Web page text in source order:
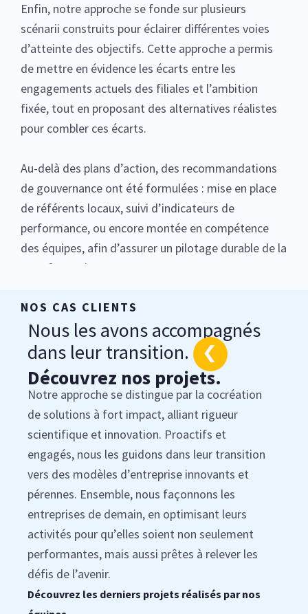
Enfin, notre approche se fonde sur plusieurs
scénarii construits pour éclairer différentes voies
d’atteinte des objectifs. Cette approche a permis
de mettre en évidence les écarts entre les
engagements actuels des filiales et l’ambition
fixée, tout en proposant des alternatives réalistes
pour combler ces écarts.
Au-delà des plans d’action, des recommandations
de gouvernance ont été formulées : mise en place
de référents locaux, suivi d’indicateurs de
performance, ou encore montée en compétence
des équipes, afin d’assurer un pilotage durable de la
transformation.
NOS CAS CLIENTS
Nous les avons accompagnés
dans leur transition.
Découvrez nos projets.
Notre approche se distingue par la cocréation
de solutions à fort impact, alliant rigueur
scientifique et innovation. Proactifs et
engagés, nous les guidons dans leur transition
vers des modèles d’entreprise innovants et
pérennes. Ensemble, nous façonnons les
entreprises de demain, en optimisant leurs
activités pour qu’elles soient non seulement
performantes, mais aussi prêtes à relever les
défis de l’avenir.
Découvrez les derniers projets réalisés par nos